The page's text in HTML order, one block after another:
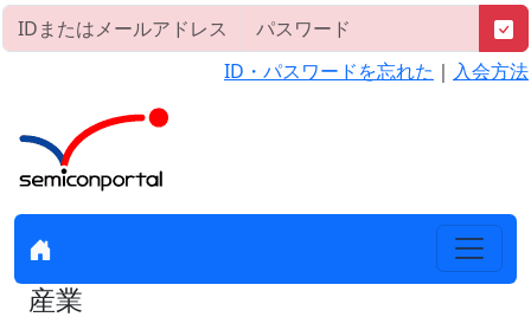
ID・パスワードを忘れた ｜ 入会方法
産業